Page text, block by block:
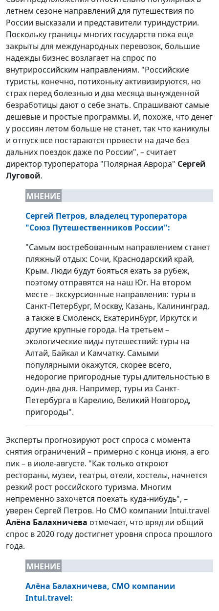
летнем сезоне направлений для путешествия по
России высказали и представители туриндустрии.
Поскольку границы многих государств пока еще
закрыты для международных перевозок, большие
надежды бизнес возлагает на спрос по
внутрироссийским направлениям. "Российские
туристы, конечно, потихоньку активизируются, но
страх перед болезнью и два месяца вынужденной
безработицы дают о себе знать. Спрашивают самые
дешевые и простые программы. И, похоже, что денег
у россиян летом больше не станет, так что каникулы
и отпуск все постараются провести на даче без
дальних поездок даже по России", – считает
директор туроператора "Полярная Аврора" Сергей
Луговой.
МНЕНИЕ
Сергей Петров, владелец туроператора
"Союз Путешественников России":
"Самым востребованным направлением станет
пляжный отдых: Сочи, Краснодарский край,
Крым. Люди будут бояться ехать за рубеж,
поэтому отправятся на наш Юг. На втором
месте – экскурсионные направления: туры в
Санкт-Петербург, Москву, Казань, Калининград,
а также в Смоленск, Екатеринбург, Иркутск и
другие крупные города. На третьем –
экологические виды путешествий: туры на
Алтай, Байкал и Камчатку. Самыми
популярными окажутся, скорее всего,
недорогие пригородные туры длительностью в
один-два дня. Например, туры из Санкт-
Петербурга в Карелию, Великий Новгород,
пригороды".
Эксперты прогнозируют рост спроса с момента
снятия ограничений – примерно с конца июня, а его
пик – в июле-августе. "Как только откроют
рестораны, музеи, театры, отели, хостелы, начнется
резкий рост российского туризма. Многим
непременно захочется поехать куда-нибудь", –
уверен Сергей Петров. Но СМО компании Intui.travel
Алёна Балахничева отмечает, что вряд ли общий
спрос в 2020 году достигнет уровня спроса прошлого
года.
МНЕНИЕ
Алёна Балахничева, СМО компании
Intui.travel: